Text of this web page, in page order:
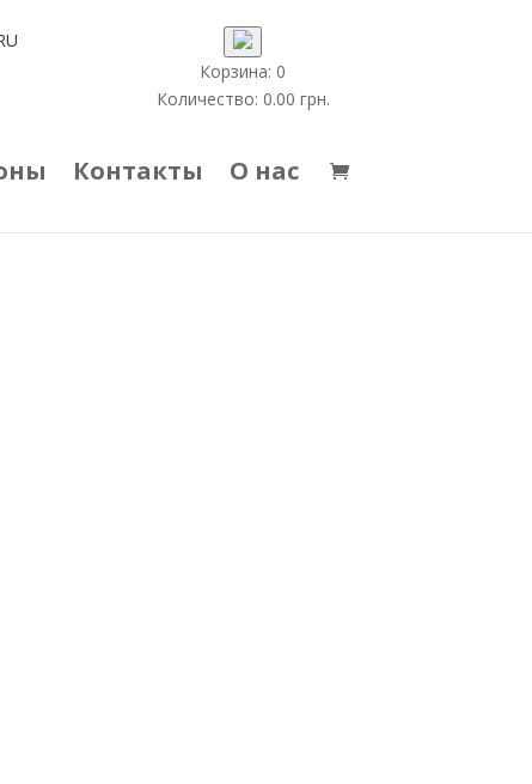
Корзина: 0
Количество: 0.00 грн.
Контакты О нас